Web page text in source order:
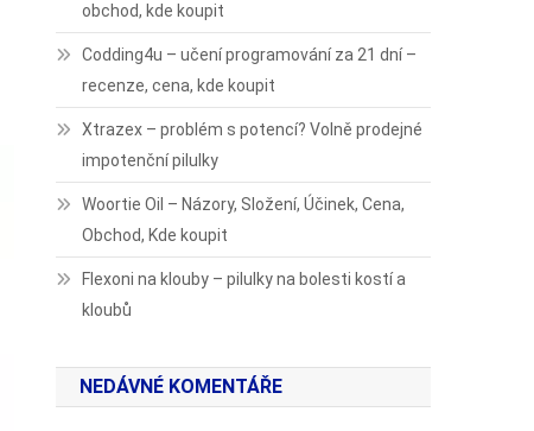
obchod, kde koupit
Codding4u – učení programování za 21 dní –
recenze, cena, kde koupit
Xtrazex – problém s potencí? Volně prodejné
impotenční pilulky
Woortie Oil – Názory, Složení, Účinek, Cena,
Obchod, Kde koupit
Flexoni na klouby – pilulky na bolesti kostí a
kloubů
NEDÁVNÉ KOMENTÁŘE